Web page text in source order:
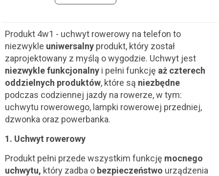
Produkt 4w1 - uchwyt rowerowy na telefon to
niezwykle uniwersalny produkt, który został
zaprojektowany z myślą o wygodzie. Uchwyt jest
niezwykle funkcjonalny i pełni funkcję aż czterech
oddzielnych produktów, które są niezbędne
podczas codziennej jazdy na rowerze, w tym:
uchwytu rowerowego, lampki rowerowej przedniej,
dzwonka oraz powerbanka.
1. Uchwyt rowerowy
Produkt pełni przede wszystkim funkcję mocnego
uchwytu, który zadba o bezpieczeństwo urządzenia